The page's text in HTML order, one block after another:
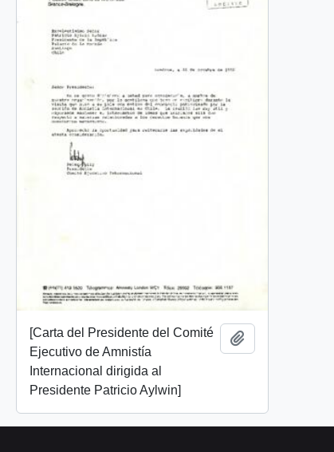
[Carta del Presidente del Comité
Ejecutivo de Amnistía
Internacional dirigida al
Presidente Patricio Aylwin]